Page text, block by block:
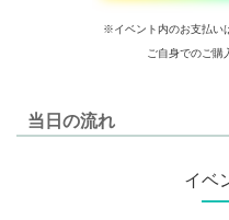
※イベント内のお支払い
ご自身でのご購
当日の流れ
イベ